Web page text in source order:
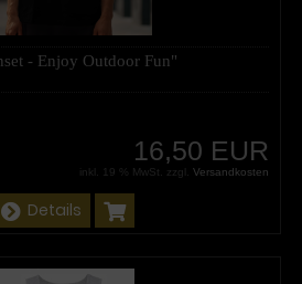
- Enjoy Outdoor Fun"
16,50 EUR
inkl. 19 % MwSt. zzgl. Versandkosten
Details